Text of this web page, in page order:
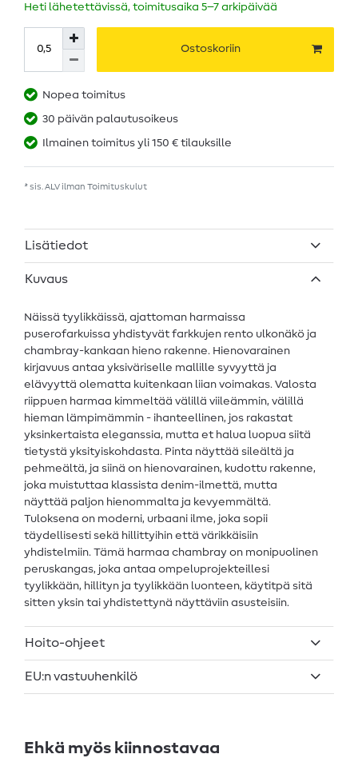
Heti lähetettävissä, toimitusaika 5–7 arkipäivää
Ostoskoriin
Nopea toimitus
30 päivän palautusoikeus
Ilmainen toimitus yli 150 € tilauksille
* sis. ALV ilman Toimituskulut
Lisätiedot
Kuvaus
Näissä tyylikkäissä, ajattoman harmaissa
puserofarkuissa yhdistyvät farkkujen rento ulkonäkö ja
chambray-kankaan hieno rakenne. Hienovarainen
kirjavuus antaa yksiväriselle mallille syvyyttä ja
elävyyttä olematta kuitenkaan liian voimakas. Valosta
riippuen harmaa kimmeltää välillä viileämmin, välillä
hieman lämpimämmin - ihanteellinen, jos rakastat
yksinkertaista eleganssia, mutta et halua luopua siitä
tietystä yksityiskohdasta. Pinta näyttää sileältä ja
pehmeältä, ja siinä on hienovarainen, kudottu rakenne,
joka muistuttaa klassista denim-ilmettä, mutta
näyttää paljon hienommalta ja kevyemmältä.
Tuloksena on moderni, urbaani ilme, joka sopii
täydellisesti sekä hillittyihin että värikkäisiin
yhdistelmiin. Tämä harmaa chambray on monipuolinen
peruskangas, joka antaa ompeluprojekteillesi
tyylikkään, hillityn ja tyylikkään luonteen, käytitpä sitä
sitten yksin tai yhdistettynä näyttäviin asusteisiin.
Hoito-ohjeet
EU:n vastuuhenkilö
Ehkä myös kiinnostavaa